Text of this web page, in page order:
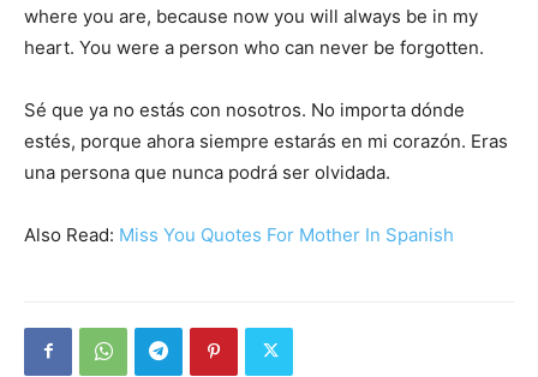
where you are, because now you will always be in my
heart. You were a person who can never be forgotten.
Sé que ya no estás con nosotros. No importa dónde
estés, porque ahora siempre estarás en mi corazón. Eras
una persona que nunca podrá ser olvidada.
Also Read: Miss You Quotes For Mother In Spanish